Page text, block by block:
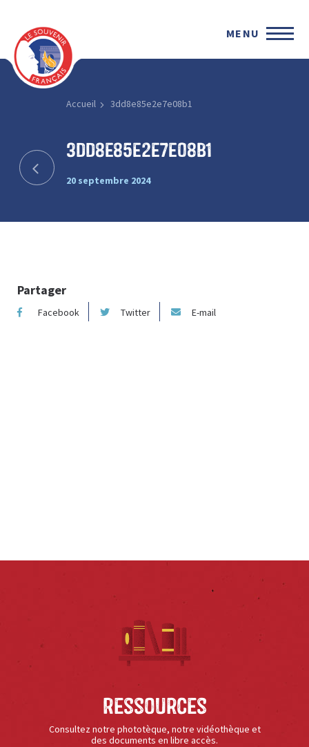
MENU
Accueil 3dd8e85e2e7e08b1
3dd8e85e2e7e08b1
20 septembre 2024
Partager
Facebook Twitter E-mail
Ressources
Consultez notre phototèque, notre vidéothèque et
des documents en libre accès.